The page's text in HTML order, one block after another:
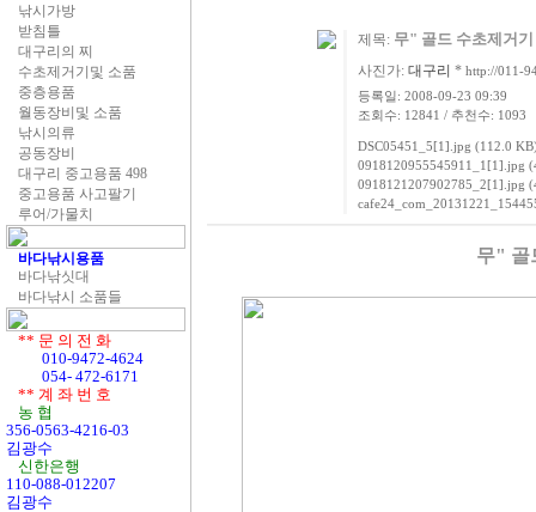
낚시가방
받침틀
대구리의 찌
수초제거기및 소품
중층용품
월동장비및 소품
낚시의류
공동장비
대구리 중고용품 498
중고용품 사고팔기
루어/가물치
바다낚시용품
바다낚싯대
바다낚시 소품들
** 문 의 전 화
010-9472-4624
054- 472-6171
** 계 좌 번 호
농 협
356-0563-4216-03
김광수
신한은행
110-088-012207
김광수
제목: 무" 골드 수초제거
사진가: 대구리 * http://011-
등록일: 2008-09-23 09:39
조회수: 12841 / 추천수: 1093
DSC05451_5[1].jpg (112.0
0918120955545911_1[1].jpg
0918121207902785_2[1].jpg
무" 골